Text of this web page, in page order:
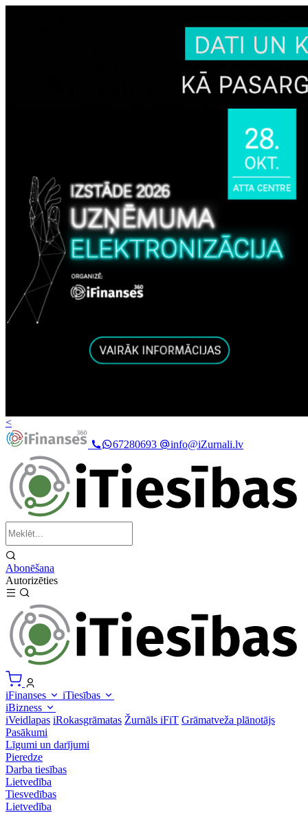
<
67280693
info@iZurnali.lv
Abonēšana
Autorizēties
iFinanses
iTiesības
iBizness
iVeidlapas iRokasgrāmatas Žurnāls iFiT Grāmatveža plānotājs
Pasākumi
Līgumi un darījumi
Pieredze
Darba tiesības
Lietvedība
Tiesvedības
Lietvedība